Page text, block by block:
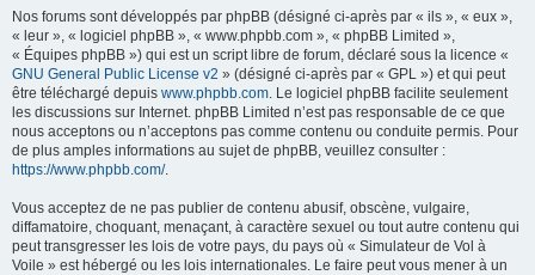
Nos forums sont développés par phpBB (désigné ci-après par « ils », « eux »,
« leur », « logiciel phpBB », « www.phpbb.com », « phpBB Limited »,
« Équipes phpBB ») qui est un script libre de forum, déclaré sous la licence «
GNU General Public License v2 » (désigné ci-après par « GPL ») et qui peut
être téléchargé depuis www.phpbb.com. Le logiciel phpBB facilite seulement
les discussions sur Internet. phpBB Limited n’est pas responsable de ce que
nous acceptons ou n’acceptons pas comme contenu ou conduite permis. Pour
de plus amples informations au sujet de phpBB, veuillez consulter :
https://www.phpbb.com/.
Vous acceptez de ne pas publier de contenu abusif, obscène, vulgaire,
diffamatoire, choquant, menaçant, à caractère sexuel ou tout autre contenu qui
peut transgresser les lois de votre pays, du pays où « Simulateur de Vol à
Voile » est hébergé ou les lois internationales. Le faire peut vous mener à un